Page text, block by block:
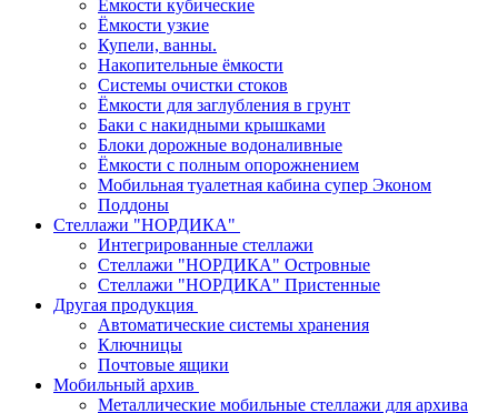
Ёмкости кубические
Ёмкости узкие
Купели, ванны.
Накопительные ёмкости
Системы очистки стоков
Ёмкости для заглубления в грунт
Баки с накидными крышками
Блоки дорожные водоналивные
Ёмкости с полным опорожнением
Мобильная туалетная кабина супер Эконом
Поддоны
Стеллажи "НОРДИКА"
Интегрированные стеллажи
Стеллажи "НОРДИКА" Островные
Стеллажи "НОРДИКА" Пристенные
Другая продукция
Автоматические системы хранения
Ключницы
Почтовые ящики
Мобильный архив
Металлические мобильные стеллажи для архива